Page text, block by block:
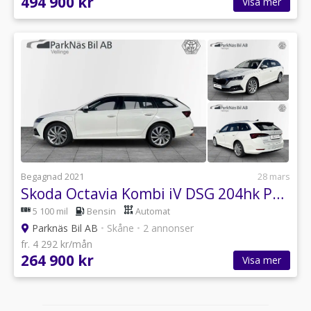
Begagnad 2021 28 mars
Skoda Octavia Kombi iV DSG 204hk PLUG IN HYBRID
5 100 mil Bensin Automat
Parknäs Bil AB • Skåne • 2 annonser
fr. 4 292 kr/mån
264 900 kr Visa mer